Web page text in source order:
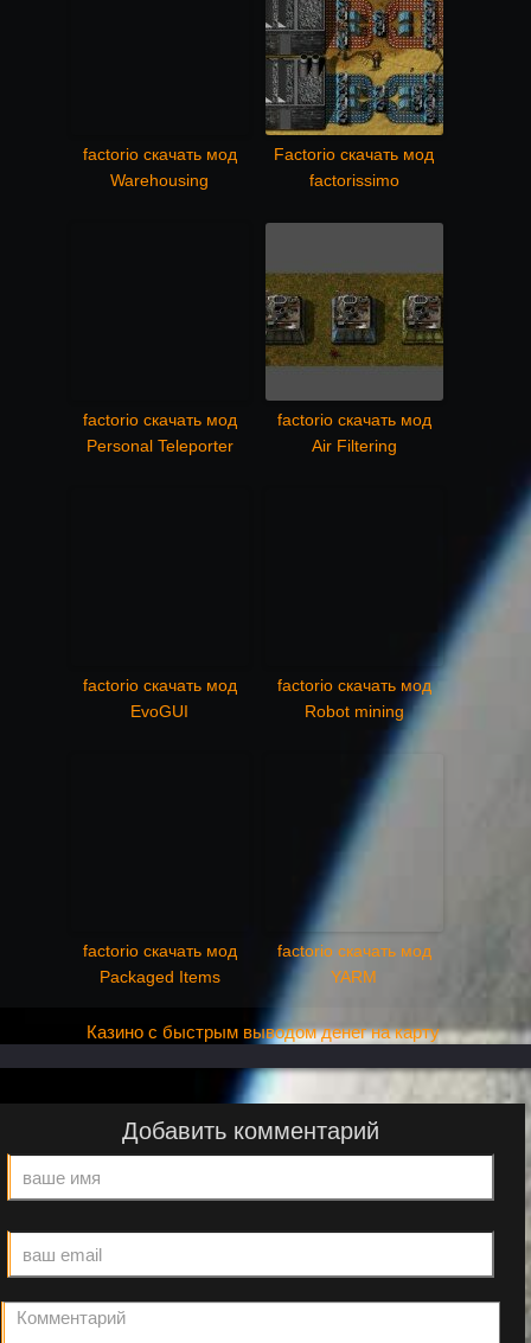
factorio скачать мод
Warehousing
Factorio скачать мод
factorissimo
factorio скачать мод
Personal Teleporter
factorio скачать мод
Air Filtering
factorio скачать мод
EvoGUI
factorio скачать мод
Robot mining
factorio скачать мод
Packaged Items
factorio скачать мод
YARM
Казино с быстрым выводом денег на карту
Добавить комментарий